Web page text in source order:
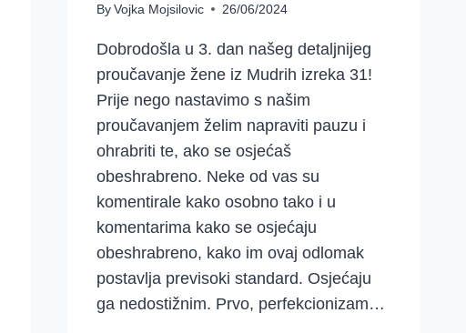
By Vojka Mojsilovic 26/06/2024
Dobrodošla u 3. dan našeg detaljnijeg
proučavanje žene iz Mudrih izreka 31!
Prije nego nastavimo s našim
proučavanjem želim napraviti pauzu i
ohrabriti te, ako se osjećaš
obeshrabreno. Neke od vas su
komentirale kako osobno tako i u
komentarima kako se osjećaju
obeshrabreno, kako im ovaj odlomak
postavlja previsoki standard. Osjećaju
ga nedostižnim. Prvo, perfekcionizam…